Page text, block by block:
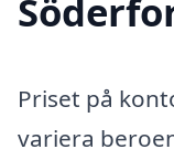
Priset på
variera